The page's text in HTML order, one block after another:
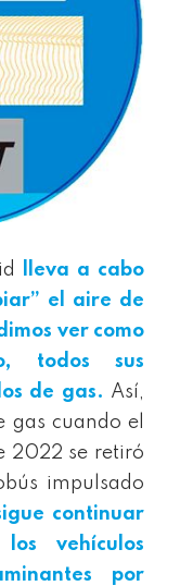
lleva a cabo
el aire de
ver como
todos sus
de gas. Así,
gas cuando el
2022 se retiró
impulsado
continuar
vehículos
por